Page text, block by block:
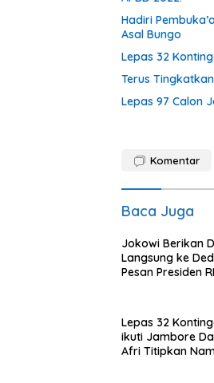
Hadiri
Asal Bungo
Lepas 32
Terus
Lepas 97 Calon
Komentar
Baca Juga
Jokowi Berikan
Langsung ke
Pesan Presiden
Lepas 32
ikuti Jambore
Afri Titipkan